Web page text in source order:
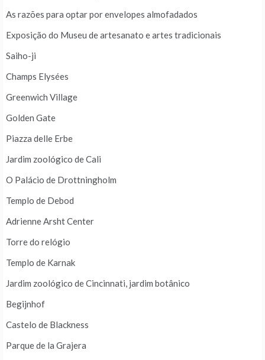
As razões para optar por envelopes almofadados
Exposição do Museu de artesanato e artes tradicionais
Saiho-ji
Champs Elysées
Greenwich Village
Golden Gate
Piazza delle Erbe
Jardim zoológico de Cali
O Palácio de Drottningholm
Templo de Debod
Adrienne Arsht Center
Torre do relógio
Templo de Karnak
Jardim zoológico de Cincinnati, jardim botânico
Begijnhof
Castelo de Blackness
Parque de la Grajera